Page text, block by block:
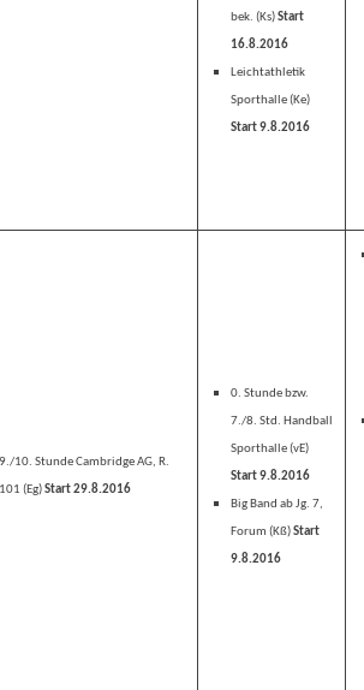
bek. (Ks)Start
16.8.2016
Leichtathletik
Sporthalle (Ke)
Start 9.8.2016
9./10. Stunde Cambridge AG, R.
101 (Eg)Start 29.8.2016
0. Stunde bzw.
7./8. Std. Handball
Sporthalle (vE)
Start 9.8.2016
Big Band ab Jg. 7,
Forum (Kß)Start
9.8.2016